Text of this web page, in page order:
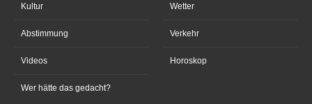
Kultur
Abstimmung
Videos
Wer hätte das gedacht?
Wetter
Verkehr
Horoskop